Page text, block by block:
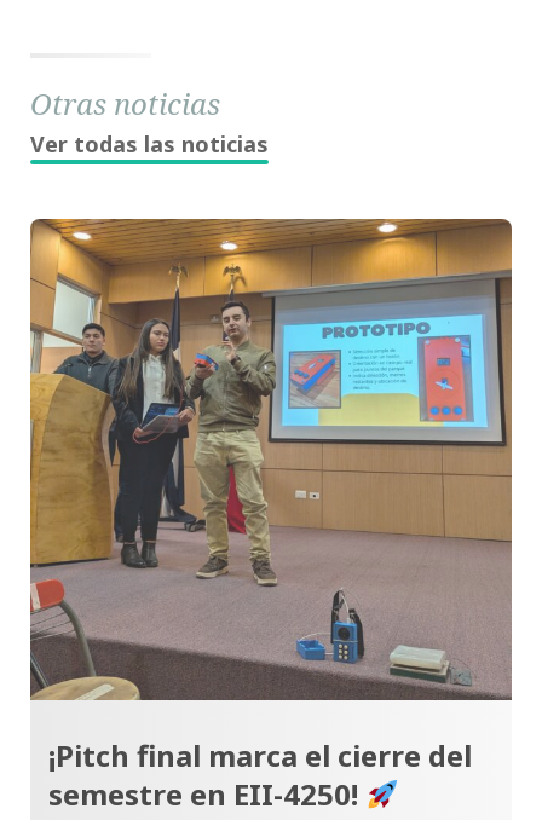
Otras noticias
Ver todas las noticias
¡Pitch final marca el cierre del
semestre en EII-4250!